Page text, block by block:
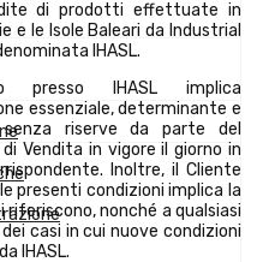
di prodotti effettuate in
e le Isole Baleari da Industrial
IHASL.
presso IHASL implica
essenziale, determinante e
senza riserve da parte del
Vendita in vigore il giorno in
Inoltre, il Cliente
presenti condizioni implica la
riferiscono, nonché a qualsiasi
casi in cui nuove condizioni
IHASL.